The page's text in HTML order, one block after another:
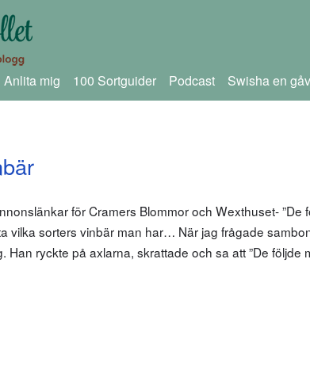
Anlita mig 100 Sortguider Podcast Swisha en
för Cramers Blommor och Wexthuset- ”De
vilka sorters vinbär man har… När jag frågade
ryckte på axlarna, skrattade och sa att ”De följde